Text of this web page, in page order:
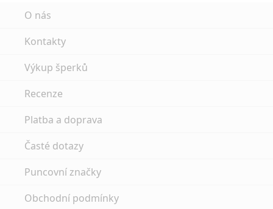
O nás
Kontakty
Výkup šperků
Recenze
Platba a doprava
Časté dotazy
Puncovní značky
Obchodní podmínky